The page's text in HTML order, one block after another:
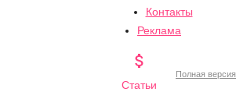
Контакты
Реклама

Статьи
Полная версия